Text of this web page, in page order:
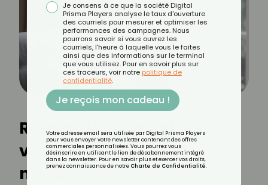
Ruminations mentales :
votre esprit a-t-il des
messages ?
Je consens à ce que la société Digital
Prisma Players analyse le taux d'ouverture
des courriels pour mesurer et optimiser les
performances des campagnes. Nous
pourrons savoir si vous ouvrez les
courriels, l'heure à laquelle vous le faites
ainsi que des informations sur le terminal
que vous utilisez. Pour en savoir plus sur
ces traceurs, voir notre politique de
confidentialité.
Je reçois mon cadeau !
Votre adresse email sera utilisée par Digital Prisma Players
pour vous envoyer votre newsletter contenant des offres
commerciales personnalisées. Vous pourrez vous
désinscrire en utilisant le lien de désabonnement intégré
dans la newsletter. Pour en savoir plus et exercer vos droits,
prenez connaissance de notre Charte de Confidentialité.